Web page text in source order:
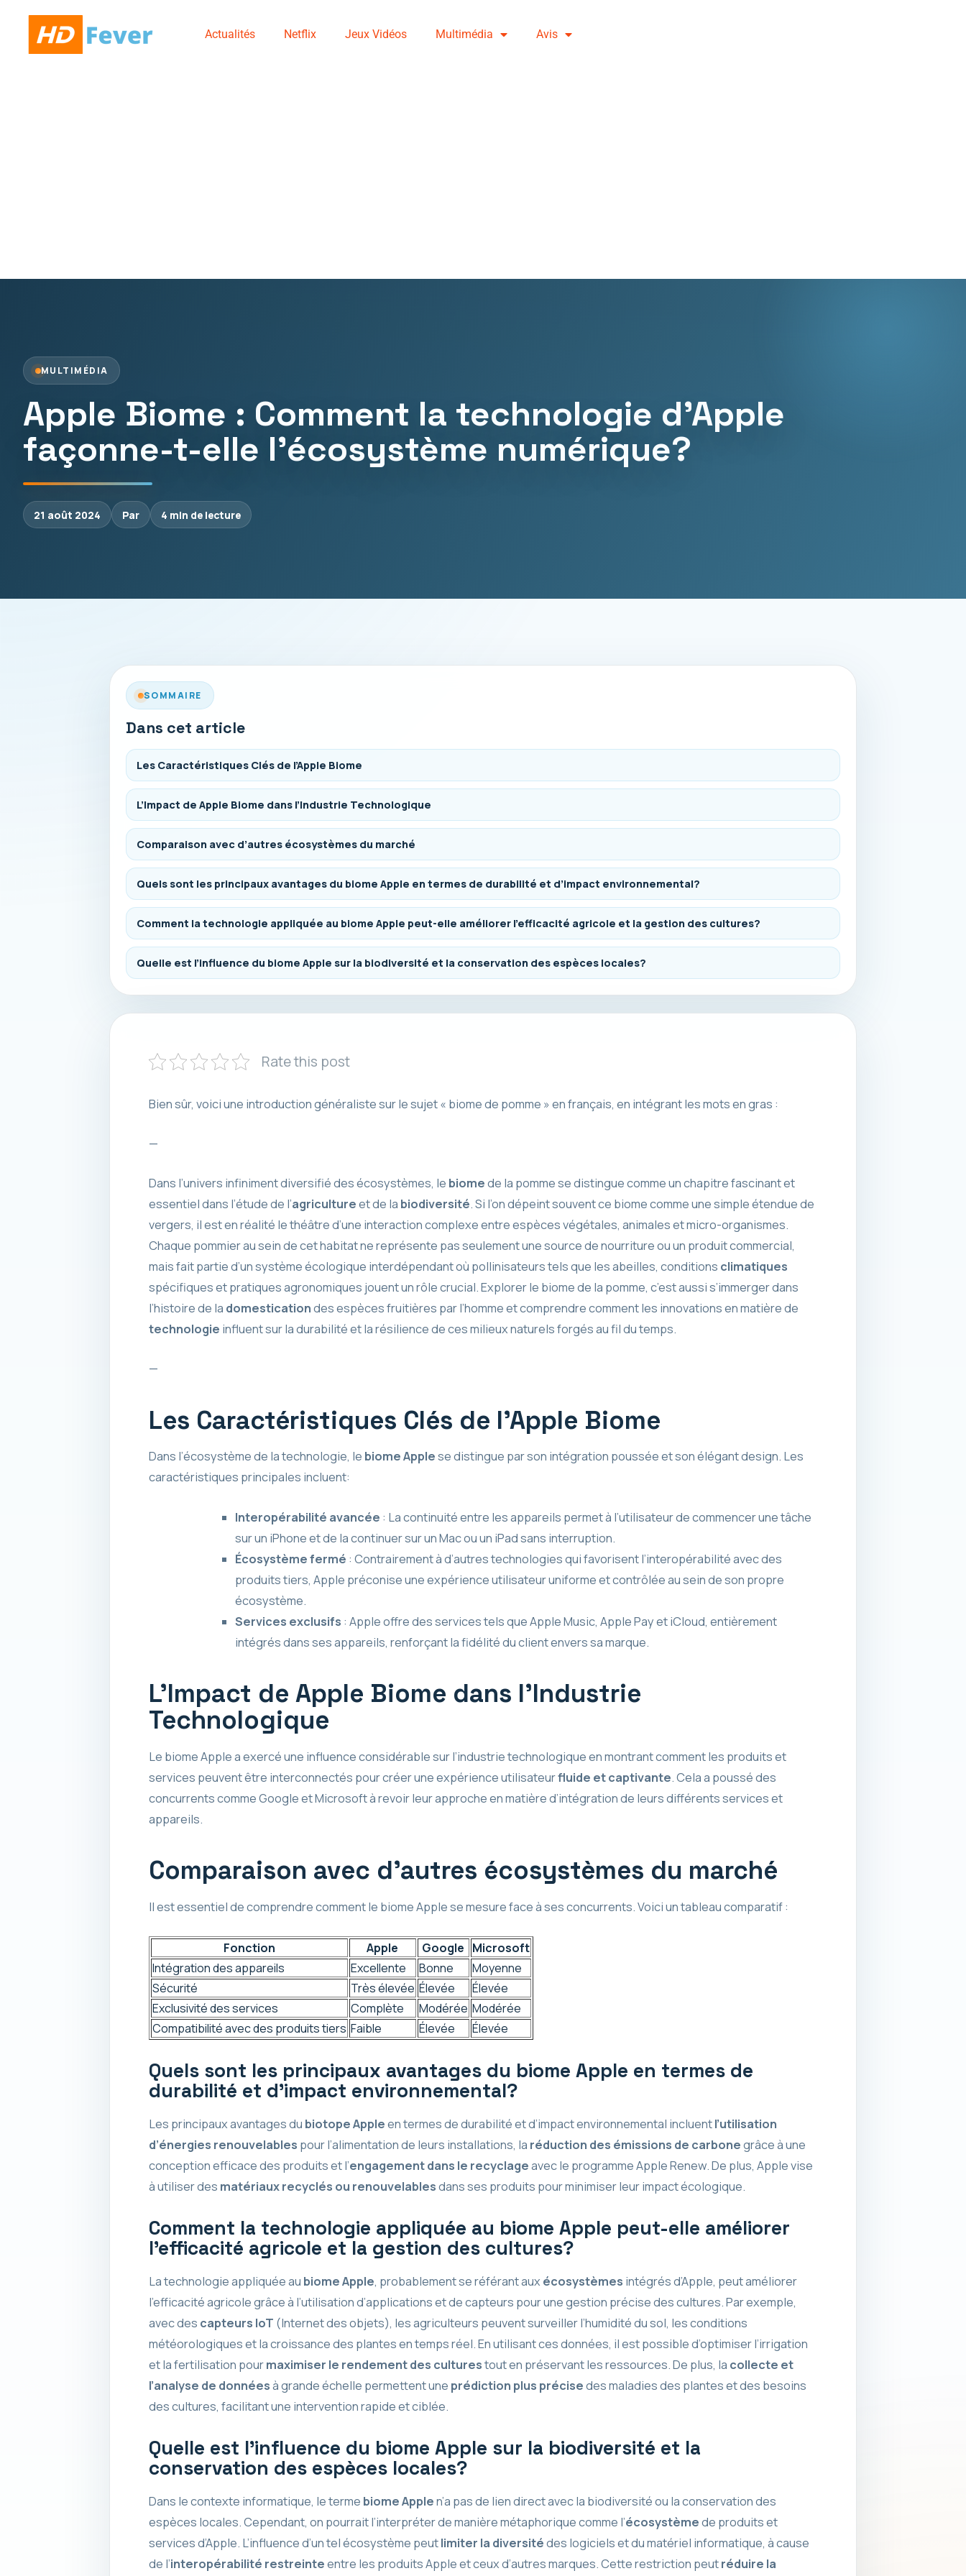
Actualités Netflix Jeux Vidéos Multimédia Avis
MULTIMÉDIA
Apple Biome : Comment la technologie d’Apple
façonne-t-elle l’écosystème numérique?
21 août 2024 Par 4 min de lecture
SOMMAIRE
Dans cet article
Les Caractéristiques Clés de l’Apple Biome
L’Impact de Apple Biome dans l’Industrie Technologique
Comparaison avec d’autres écosystèmes du marché
Quels sont les principaux avantages du biome Apple en termes de durabilité et d’impact environnemental?
Comment la technologie appliquée au biome Apple peut-elle améliorer l’efficacité agricole et la gestion des cultures?
Quelle est l’influence du biome Apple sur la biodiversité et la conservation des espèces locales?
Rate this post
Bien sûr, voici une introduction généraliste sur le sujet « biome de pomme » en français, en intégrant les mots en gras :
—
Dans l’univers infiniment diversifié des écosystèmes, le biomede la pomme se distingue comme un chapitre fascinant et
essentiel dans l’étude de l’agricultureet de la biodiversité. Si l’on dépeint souvent ce biome comme une simple étendue de
vergers, il est en réalité le théâtre d’une interaction complexe entre espèces végétales, animales et micro-organismes.
Chaque pommier au sein de cet habitat ne représente pas seulement une source de nourriture ou un produit commercial,
mais fait partie d’un système écologique interdépendant où pollinisateurs tels que les abeilles, conditions climatiques
spécifiques et pratiques agronomiques jouent un rôle crucial. Explorer le biome de la pomme, c’est aussi s’immerger dans
l’histoire de la domesticationdes espèces fruitières par l’homme et comprendre comment les innovations en matière de
technologie influent sur la durabilité et la résilience de ces milieux naturels forgés au fil du temps.
—
Les Caractéristiques Clés de l’Apple Biome
Dans l’écosystème de la technologie, le biome Applese distingue par son intégration poussée et son élégant design. Les
caractéristiques principales incluent:
Interopérabilité avancée : La continuité entre les appareils permet à l’utilisateur de commencer une tâche
sur un iPhone et de la continuer sur un Mac ou un iPad sans interruption.
Écosystème fermé : Contrairement à d’autres technologies qui favorisent l’interopérabilité avec des
produits tiers, Apple préconise une expérience utilisateur uniforme et contrôlée au sein de son propre
écosystème.
Services exclusifs : Apple offre des services tels que Apple Music, Apple Pay et iCloud, entièrement
intégrés dans ses appareils, renforçant la fidélité du client envers sa marque.
L’Impact de Apple Biome dans l’Industrie
Technologique
Le biome Apple a exercé une influence considérable sur l’industrie technologique en montrant comment les produits et
services peuvent être interconnectés pour créer une expérience utilisateurfluide et captivante. Cela a poussé des
concurrents comme Google et Microsoft à revoir leur approche en matière d’intégration de leurs différents services et
appareils.
Comparaison avec d’autres écosystèmes du marché
Il est essentiel de comprendre comment le biome Apple se mesure face à ses concurrents. Voici un tableau comparatif :
Fonction Apple Google Microsoft
Intégration des appareils
Excellente Bonne
Moyenne
Sécurité
Très élevée Élevée
Élevée
Exclusivité des services
Complète Modérée Modérée
Compatibilité avec des produits tiers Faible Élevée Élevée
Quels sont les principaux avantages du biome Apple en termes de
durabilité et d’impact environnemental?
Les principaux avantages du biotope Appleen termes de durabilité et d’impact environnemental incluentl’utilisation
d’énergies renouvelables pour l’alimentation de leurs installations, la réduction des émissions de carbonegrâce à une
conception efficace des produits et l’engagement dans le recyclageavec le programme Apple Renew. De plus, Apple vise
à utiliser des matériaux recyclés ou renouvelablesdans ses produits pour minimiser leur impact écologique.
Comment la technologie appliquée au biome Apple peut-elle améliorer
l’efficacité agricole et la gestion des cultures?
La technologie appliquée au biome Apple, probablement se référant aux écosystèmes intégrés d’Apple, peut améliorer
l’efficacité agricole grâce à l’utilisation d’applications et de capteurs pour une gestion précise des cultures. Par exemple,
avec des capteurs IoT (Internet des objets), les agriculteurs peuvent surveiller l’humidité du sol, les conditions
météorologiques et la croissance des plantes en temps réel. En utilisant ces données, il est possible d’optimiser l’irrigation
et la fertilisation pourmaximiser le rendement des culturestout en préservant les ressources. De plus, la collecte et
l’analyse de donnéesà grande échelle permettent une prédiction plus précisedes maladies des plantes et des besoins
des cultures, facilitant une intervention rapide et ciblée.
Quelle est l’influence du biome Apple sur la biodiversité et la
conservation des espèces locales?
Dans le contexte informatique, le terme biome Applen’a pas de lien direct avec la biodiversité ou la conservation des
espèces locales. Cependant, on pourrait l’interpréter de manière métaphorique comme l’écosystèmede produits et
services d’Apple. L’influence d’un tel écosystème peutlimiter la diversitédes logiciels et du matériel informatique, à cause
de l’interopérabilité restreinteentre les produits Apple et ceux d’autres marques. Cette restriction peutréduire la